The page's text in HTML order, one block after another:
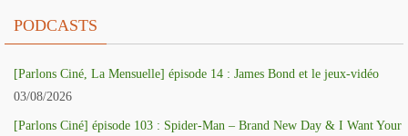
PODCASTS
[Parlons Ciné, La Mensuelle] épisode 14 : James Bond et le jeux-vidéo
03/08/2026
[Parlons Ciné] épisode 103 : Spider-Man – Brand New Day & I Want Your